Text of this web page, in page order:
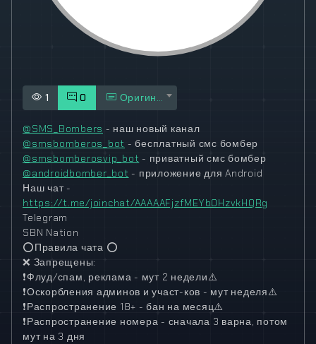
1 0 Оригинал
@SMS_Bombers - наш новый канал
@smsbomberos_bot - бесплатный смс бомбер
@smsbomberosvip_bot - приватный смс бомбер
@androidbomber_bot - приложение для Android
Наш чат -
https://t.me/joinchat/AAAAAFjzfMEYb0HzvkHQRg
Telegram
SBN Nation
⭕Правила чата ⭕
❌ Запрещены:
❗Флуд/спам, реклама - мут 2 недели⚠️
❗Оскорбления админов и участ-ков - мут неделя⚠️
❗Распространение 18+ - бан на месяц⚠️
❗Распространение номера - сначала 3 варна, потом
мут на 3 дня